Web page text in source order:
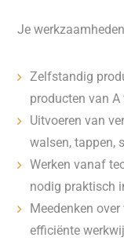
Je
Zelfstandig
producten van A
Uitvoeren van
walsen, tappen,
Werken vanaf
nodig praktisch
Meedenken
efficiënte